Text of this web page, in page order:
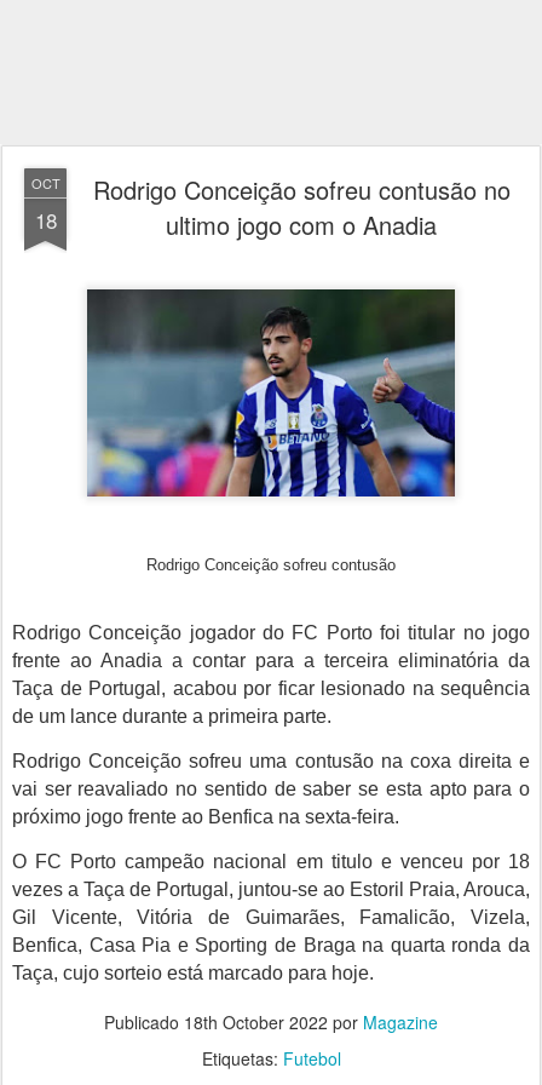
OCT
18
Rodrigo Conceição sofreu contusão no
ultimo jogo com o Anadia
Rodrigo Conceição sofreu contusão
Rodrigo Conceição jogador do FC Porto foi titular no jogo
frente ao Anadia a contar para a terceira eliminatória da
Taça de Portugal, acabou por ficar lesionado na sequência
de um lance durante a primeira parte.
Rodrigo Conceição sofreu uma contusão na coxa direita e
vai ser reavaliado no sentido de saber se esta apto para o
próximo jogo frente ao Benfica na sexta-feira.
O FC Porto campeão nacional em titulo e venceu por 18
vezes a Taça de Portugal, juntou-se ao Estoril Praia, Arouca,
Gil Vicente, Vitória de Guimarães, Famalicão, Vizela,
Benfica, Casa Pia e Sporting de Braga na quarta ronda da
Taça, cujo sorteio está marcado para hoje.
Publicado 18th October 2022 por Magazine
Etiquetas: Futebol